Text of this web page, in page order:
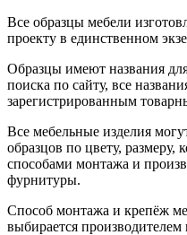
Все образцы мебели
проекту в единственном
Образцы имеют названия
поиска по сайту, все
зарегистрированным
Все мебельные изделия
образцов по цвету, размеру,
способами монтажа и
фурнитуры.
Способ монтажа и крепёж
выбирается